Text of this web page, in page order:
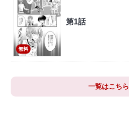
無料
第1話
一覧はこちら